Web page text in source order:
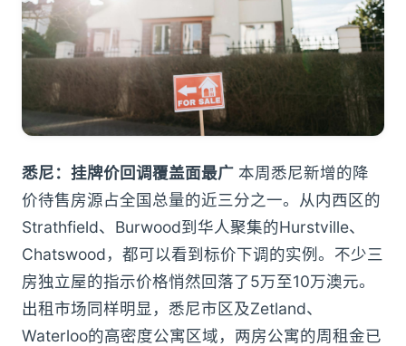
悉尼：挂牌价回调覆盖面最广 本周悉尼新增的降
价待售房源占全国总量的近三分之一。从内西区的
Strathfield、Burwood到华人聚集的Hurstville、
Chatswood，都可以看到标价下调的实例。不少三
房独立屋的指示价格悄然回落了5万至10万澳元。
出租市场同样明显，悉尼市区及Zetland、
Waterloo的高密度公寓区域，两房公寓的周租金已